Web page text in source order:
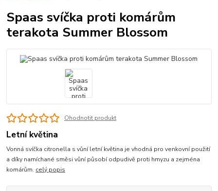
Spaas svíčka proti komárům
terakota Summer Blossom
Ohodnotit produkt
Letní květina
Vonná svíčka citronella s vůní letní květina je vhodná pro venkovní použití
a díky namíchané směsi vůní působí odpudivě proti hmyzu a zejména
komárům. celý popis